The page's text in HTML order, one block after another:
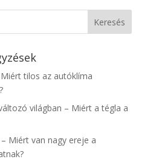
tilos az autóklíma
világban – Miért a tégla a
Miért van nagy ereje a